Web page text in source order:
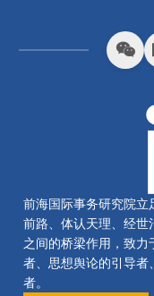
前海国际事务研究院立
前路、体认天理、经世
之间的桥梁作用，致力
者、思想舆论的引导者
者。